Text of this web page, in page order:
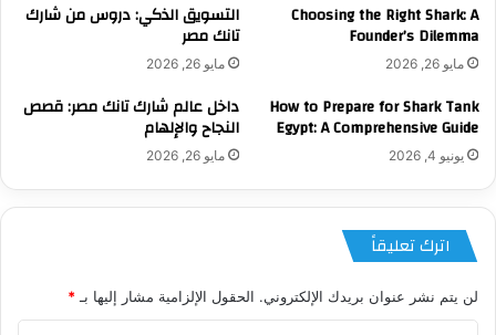
Choosing the Right Shark: A
Founder’s Dilemma
مايو 26, 2026
التسويق الذكي: دروس من شارك
تانك مصر
مايو 26, 2026
How to Prepare for Shark Tank
Egypt: A Comprehensive Guide
يونيو 4, 2026
داخل عالم شارك تانك مصر: قصص
النجاح والإلهام
مايو 26, 2026
اترك تعليقاً
لن يتم نشر عنوان بريدك الإلكتروني. الحقول الإلزامية مشار إليها بـ *